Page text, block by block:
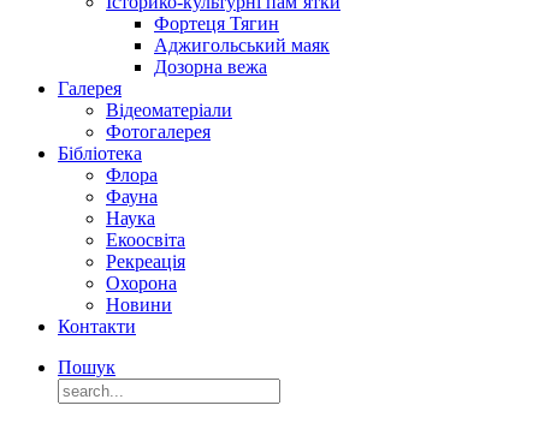
Фортеця Тягин
Аджигольський маяк
Дозорна вежа
Галерея
Відеоматеріали
Фотогалерея
Бібліотека
Флора
Фауна
Наука
Екоосвіта
Рекреація
Охорона
Новини
Контакти
Пошук